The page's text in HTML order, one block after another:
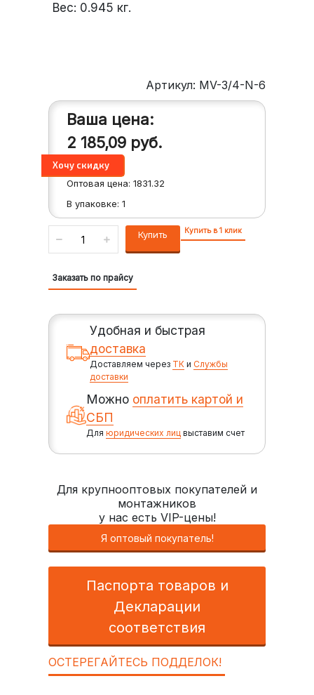
Вес: 0.945 кг.
Артикул: MV-3/4-N-6
Ваша цена:
2 185,09 руб.
Оптовая цена: 1831.32
В упаковке: 1
Купить Купить в 1 клик
Заказать по прайсу
Удобная и быстрая
доставка
Доставляем через ТК иСлужбы
доставки
Можно оплатить картой и
СБП
Дляюридических лиц выставим счет
Для крупнооптовых покупателей и
монтажников
у нас есть VIP-цены!
Я оптовый покупатель!
Паспорта товаров и
Декларации
соответствия
ОСТЕРЕГАЙТЕСЬ ПОДДЕЛОК!